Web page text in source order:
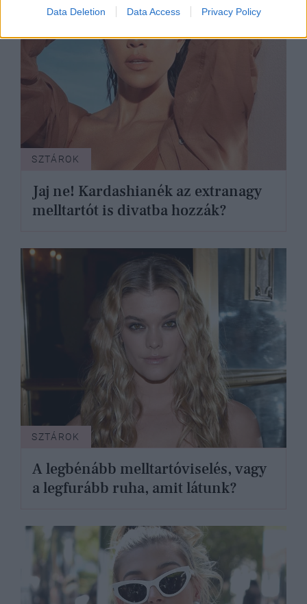
Data Deletion Data Access Privacy Policy
SZTÁROK
Jaj ne! Kardashianék az extranagy
melltartót is divatba hozzák?
SZTÁROK
A legbénább melltartóviselés, vagy
a legfurább ruha, amit látunk?